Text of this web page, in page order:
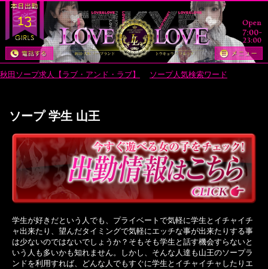
13
秋田ソープ求人【ラブ・アンド・ラブ】 ソープ人気検索ワード
ソープ 学生 山王
学生が好きだという人でも、プライベートで気軽に学生とイチャイチ
ャ出来たり、望んだタイミングで気軽にエッチな事が出来たりする事
は少ないのではないでしょうか？そもそも学生と話す機会すらないと
いう人も多いかも知れません。しかし、そんな人達も山王のソープラ
ンドを利用すれば、どんな人でもすぐに学生とイチャイチャしたりエ